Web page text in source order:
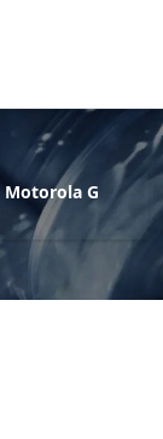
Motorola G